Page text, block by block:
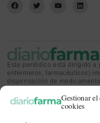
Gestionar
cookies
Este periódico está dirigido a
enfermeros, farmacéuticos)
dispensación de
sanitaria.